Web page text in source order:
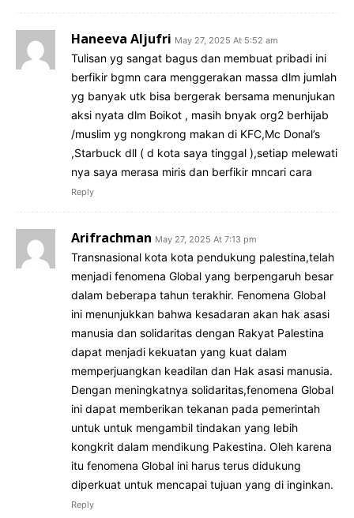
Haneeva Aljufri May 27, 2025 At 5:52 am
Tulisan yg sangat bagus dan membuat pribadi ini
berfikir bgmn cara menggerakan massa dlm jumlah
yg banyak utk bisa bergerak bersama menunjukan
aksi nyata dlm Boikot , masih bnyak org2 berhijab
/muslim yg nongkrong makan di KFC,Mc Donal’s
,Starbuck dll ( d kota saya tinggal ),setiap melewati
nya saya merasa miris dan berfikir mncari cara
Reply
Arifrachman May 27, 2025 At 7:13 pm
Transnasional kota kota pendukung palestina,telah
menjadi fenomena Global yang berpengaruh besar
dalam beberapa tahun terakhir. Fenomena Global
ini menunjukkan bahwa kesadaran akan hak asasi
manusia dan solidaritas dengan Rakyat Palestina
dapat menjadi kekuatan yang kuat dalam
memperjuangkan keadilan dan Hak asasi manusia.
Dengan meningkatnya solidaritas,fenomena Global
ini dapat memberikan tekanan pada pemerintah
untuk untuk mengambil tindakan yang lebih
kongkrit dalam mendikung Pakestina. Oleh karena
itu fenomena Global ini harus terus didukung
diperkuat untuk mencapai tujuan yang di inginkan.
Reply